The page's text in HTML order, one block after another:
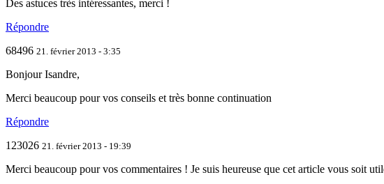
Des astuces très intéressantes, merci !
Répondre
68496 21. février 2013 - 3:35
Bonjour Isandre,
Merci beaucoup pour vos conseils et très bonne continuation
Répondre
123026 21. février 2013 - 19:39
Merci beaucoup pour vos commentaires ! Je suis heureuse que cet article vous soit